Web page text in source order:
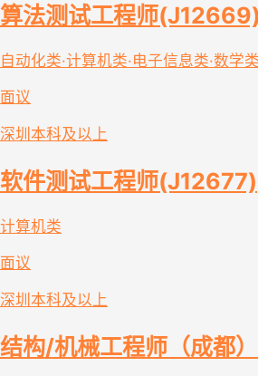
算法测试工程师(J12669)
自动化类·计算机类·电子信息类·数学类
面议
深圳 本科及以上
软件测试工程师(J12677)
计算机类
面议
深圳 本科及以上
结构/机械工程师（成都